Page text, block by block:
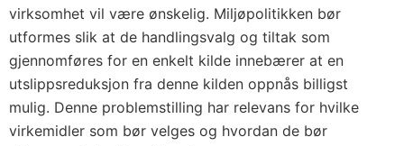
virksomhet vil være ønskelig. Miljøpolitikken bør
utformes slik at de handlingsvalg og tiltak som
gjennomføres for en enkelt kilde innebærer at en
utslippsreduksjon fra denne kilden oppnås billigst
mulig. Denne problemstilling har relevans for hvilke
virkemidler som bør velges og hvordan de bør